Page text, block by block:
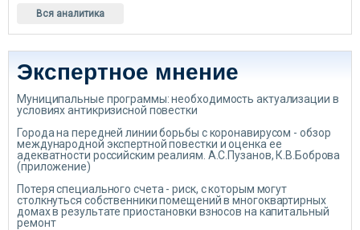
Вся аналитика
Экспертное мнение
Муниципальные программы: необходимость актуализации в
условиях антикризисной повестки
Города на передней линии борьбы с коронавирусом - обзор
международной экспертной повестки и оценка ее
адекватности российским реалиям. А.С.Пузанов, К.В.Боброва
(приложение)
Потеря специального счета - риск, с которым могут
столкнуться собственники помещений в многоквартирных
домах в результате приостановки взносов на капитальный
ремонт